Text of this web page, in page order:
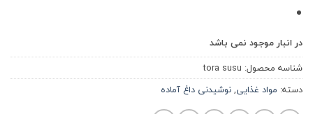
در انبار موجود نمی باشد
شناسه محصول: tora susu
دسته: مواد غذایی,نوشیدنی داغ آماده